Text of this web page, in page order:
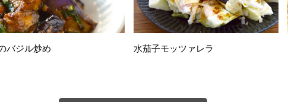
バジル炒め 水茄子モッツァレラ